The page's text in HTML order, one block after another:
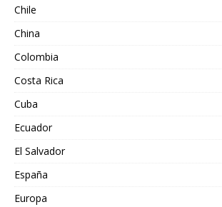
Chile
China
Colombia
Costa Rica
Cuba
Ecuador
El Salvador
España
Europa